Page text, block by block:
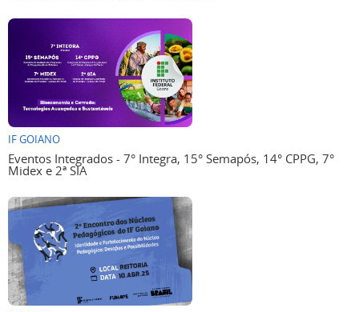
IF GOIANO
Eventos Integrados - 7° Integra, 15° Semapós, 14° CPPG, 7°
Midex e 2ª SIA
REITORIA